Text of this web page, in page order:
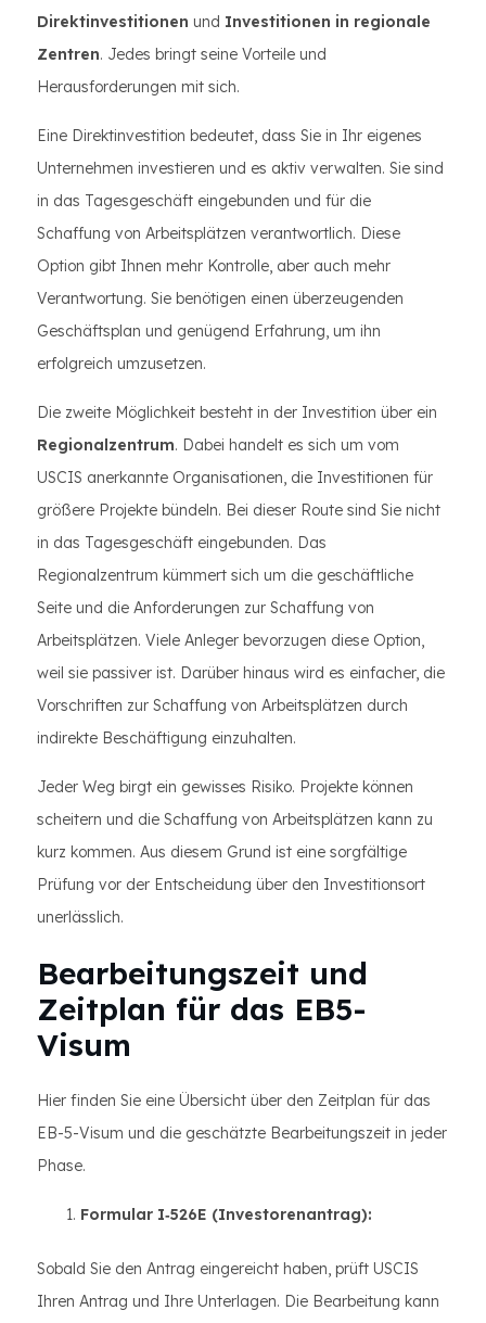
Direktinvestitionen und Investitionen in regionale
Zentren. Jedes bringt seine Vorteile und
Herausforderungen mit sich.
Eine Direktinvestition bedeutet, dass Sie in Ihr eigenes
Unternehmen investieren und es aktiv verwalten. Sie sind
in das Tagesgeschäft eingebunden und für die
Schaffung von Arbeitsplätzen verantwortlich. Diese
Option gibt Ihnen mehr Kontrolle, aber auch mehr
Verantwortung. Sie benötigen einen überzeugenden
Geschäftsplan und genügend Erfahrung, um ihn
erfolgreich umzusetzen.
Die zweite Möglichkeit besteht in der Investition über ein
Regionalzentrum. Dabei handelt es sich um vom
USCIS anerkannte Organisationen, die Investitionen für
größere Projekte bündeln. Bei dieser Route sind Sie nicht
in das Tagesgeschäft eingebunden. Das
Regionalzentrum kümmert sich um die geschäftliche
Seite und die Anforderungen zur Schaffung von
Arbeitsplätzen. Viele Anleger bevorzugen diese Option,
weil sie passiver ist. Darüber hinaus wird es einfacher, die
Vorschriften zur Schaffung von Arbeitsplätzen durch
indirekte Beschäftigung einzuhalten.
Jeder Weg birgt ein gewisses Risiko. Projekte können
scheitern und die Schaffung von Arbeitsplätzen kann zu
kurz kommen. Aus diesem Grund ist eine sorgfältige
Prüfung vor der Entscheidung über den Investitionsort
unerlässlich.
Bearbeitungszeit und
Zeitplan für das EB5-
Visum
Hier finden Sie eine Übersicht über den Zeitplan für das
EB-5-Visum und die geschätzte Bearbeitungszeit in jeder
Phase.
Formular I‑526E (Investorenantrag):
Sobald Sie den Antrag eingereicht haben, prüft USCIS
Ihren Antrag und Ihre Unterlagen. Die Bearbeitung kann